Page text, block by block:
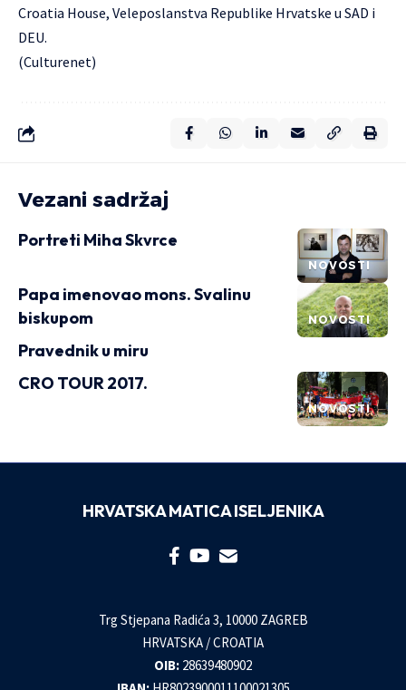
Croatia House, Veleposlanstva Republike Hrvatske u SAD i
DEU.
(Culturenet)
Vezani sadržaj
NOVOSTI
Portreti Miha Skvrce
NOVOSTI
Papa imenovao mons. Svalinu
biskupom
Pravednik u miru
NOVOSTI
CRO TOUR 2017.
HRVATSKA MATICA ISELJENIKA
Trg Stjepana Radića 3, 10000 ZAGREB
HRVATSKA / CROATIA
OIB: 28639480902